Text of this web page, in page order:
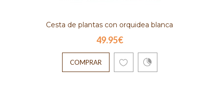
Cesta de plantas con orquidea blanca
49.95€
COMPRAR